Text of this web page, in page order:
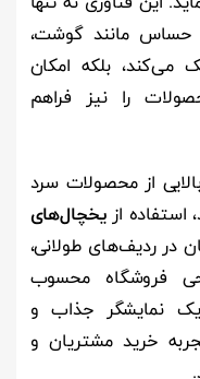
حساس مانند گوشت،
می‌کند، بلکه امکان
را نیز فراهم
از محصولات سرد
ازیخچال‌های
در ردیف‌های طولانی،
فروشگاه محسوب
نمایشگر جذاب و
خرید مشتریان و